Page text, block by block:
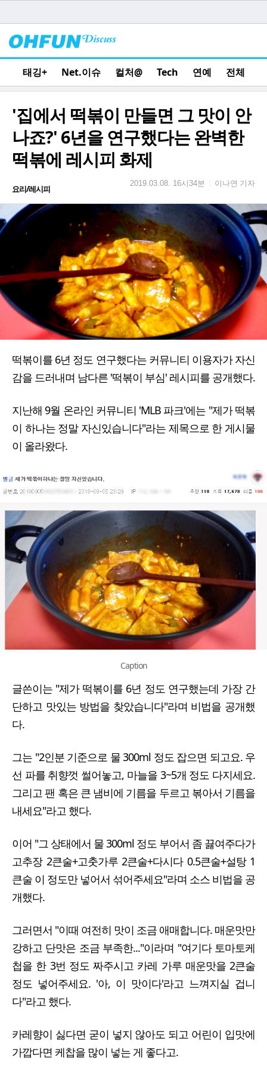
태깅+ Net.이슈 컬처@ Tech 연예 전체
'집에서 떡볶이 만들면 그 맛이 안
나죠?' 6년을 연구했다는 완벽한
떡볶에 레시피 화제
요리/레시피
2019.03.08. 16시34분 이나연 기자
떡볶이를 6년 정도 연구했다는 커뮤니티 이용자가 자신
감을 드러내며 남다른 '떡볶이 부심' 레시피를 공개했다.
지난해 9월 온라인 커뮤니티 'MLB 파크'에는 "제가 떡볶
이 하나는 정말 자신있습니다"라는 제목으로 한 게시물
이 올라왔다.
Caption
글쓴이는 "제가 떡볶이를 6년 정도 연구했는데 가장 간
단하고 맛있는 방법을 찾았습니다"라며 비법을 공개했
다.
그는 "2인분 기준으로 물 300ml 정도 잡으면 되고요. 우
선 파를 취향껏 썰어놓고, 마늘을 3~5개 정도 다지세요.
그리고 팬 혹은 큰 냄비에 기름을 두르고 볶아서 기름을
내세요"라고 했다.
이어 "그 상태에서 물 300ml 정도 부어서 좀 끓여주다가
고추장 2큰술+고춧가루 2큰술+다시다 0.5큰술+설탕 1
큰술 이 정도만 넣어서 섞어주세요"라며 소스 비법을 공
개했다.
그러면서 "이때 여전히 맛이 조금 애매합니다. 매운맛만
강하고 단맛은 조금 부족한..."이라며 "여기다 토마토케
첩을 한 3번 정도 짜주시고 카레 가루 매운맛을 2큰술
정도 넣어주세요. '아, 이 맛이다'라고 느껴지실 겁니
다"라고 했다.
카레향이 싫다면 굳이 넣지 않아도 되고 어린이 입맛에
가깝다면 케찹을 많이 넣는 게 좋다고.